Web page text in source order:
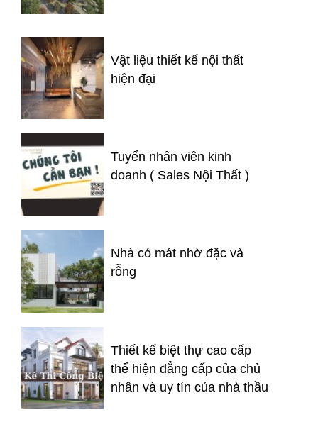
Vật liệu thiết kế nội thất
hiện đại
Tuyển nhân viên kinh
doanh ( Sales Nội Thất )
Nhà có mát nhờ đặc và
rỗng
Thiết kế biệt thự cao cấp
thể hiện đẳng cấp của chủ
nhân và uy tín của nhà thầu